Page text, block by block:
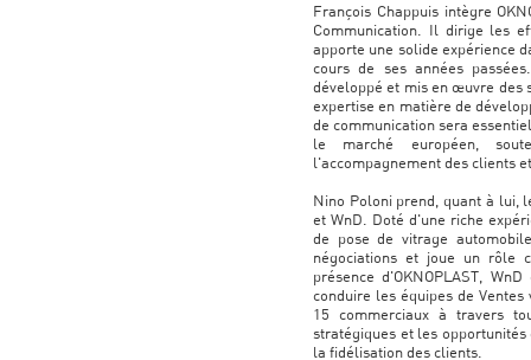
François Chappuis intègre
Communication. Il dirige les
apporte une solide expérience
cours de ses années
développé et mis en œuvre des
expertise en matière de
de communication sera
le marché européen,
l'accompagnement des clients
Nino Poloni prend, quant à lui,
et WnD. Doté d'une riche
de pose de vitrage
négociations et joue un rôle
présence d'OKNOPLAST,
conduire les équipes de
15 commerciaux à travers
stratégiques et les
la fidélisation des clients.